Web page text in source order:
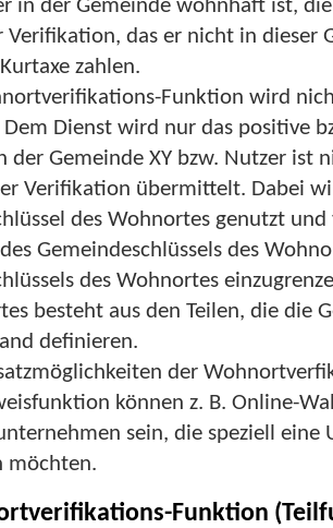
in der Gemeinde wohnhaft ist,
Verifikation, das er nicht in dieser
zahlen.
Funktion wird
Dienst wird nur das positive
der Gemeinde XY bzw. Nutzer ist
Verifikation übermittelt. Dabei
des Wohnortes genutzt
Gemeindeschlüssels des
des Wohnortes
besteht aus den Teilen, die die
definieren.
der
können z. B. Online-
sein, die speziell eine
möchten.
Funktion